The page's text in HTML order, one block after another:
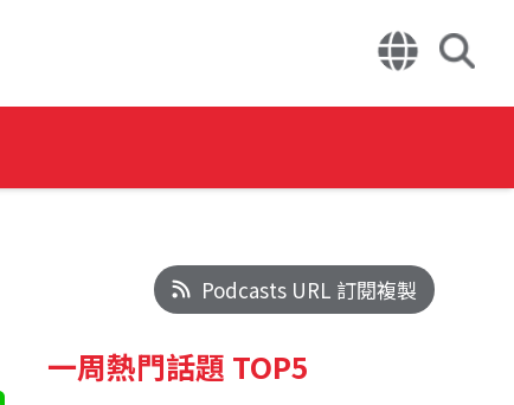
Podcasts URL 訂閱複製
一周熱門話題 TOP5